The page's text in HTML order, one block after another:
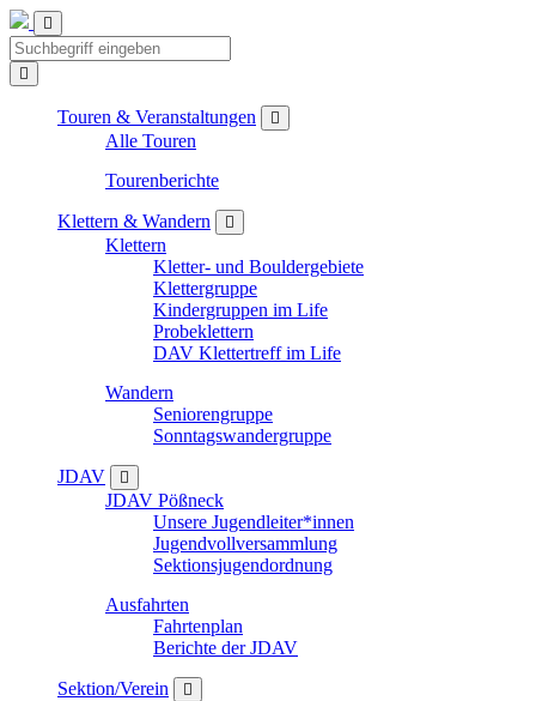
Touren & Veranstaltungen
Alle Touren
Tourenberichte
Klettern & Wandern
Klettern
Kletter- und Bouldergebiete
Klettergruppe
Kindergruppen im Life
Probeklettern
DAV Klettertreff im Life
Wandern
Seniorengruppe
Sonntagswandergruppe
JDAV
JDAV Pößneck
Unsere Jugendleiter*innen
Jugendvollversammlung
Sektionsjugendordnung
Ausfahrten
Fahrtenplan
Berichte der JDAV
Sektion/Verein